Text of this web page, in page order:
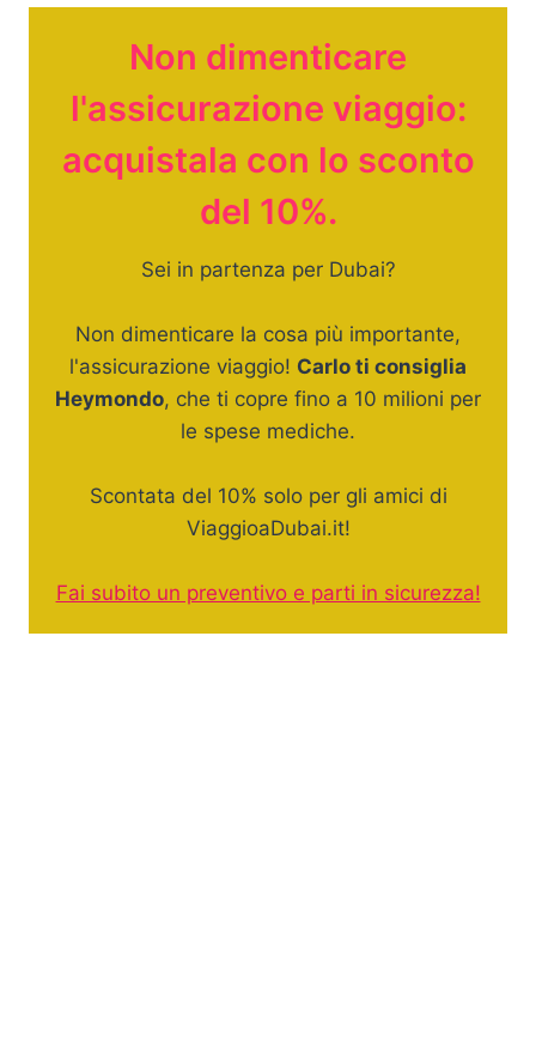
Non dimenticare
l'assicurazione viaggio:
acquistala con lo sconto
del 10%.
Sei in partenza per Dubai?
Non dimenticare la cosa più importante,
l'assicurazione viaggio! Carlo ti consiglia
Heymondo, che ti copre fino a 10 milioni per
le spese mediche.
Scontata del 10% solo per gli amici di
ViaggioaDubai.it!
Fai subito un preventivo e parti in sicurezza!